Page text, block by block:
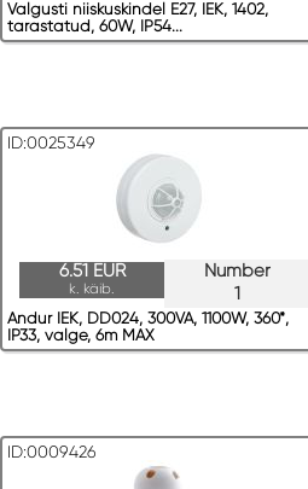
Valgusti niiskuskindel E27, IEK, 1402,
tarastatud, 60W, IP54...
ID:0025349
Number
1
6.51 EUR
k. käib.
Andur IEK, DD024, 300VA, 1100W, 360*,
IP33, valge, 6m MAX
ID:0009426